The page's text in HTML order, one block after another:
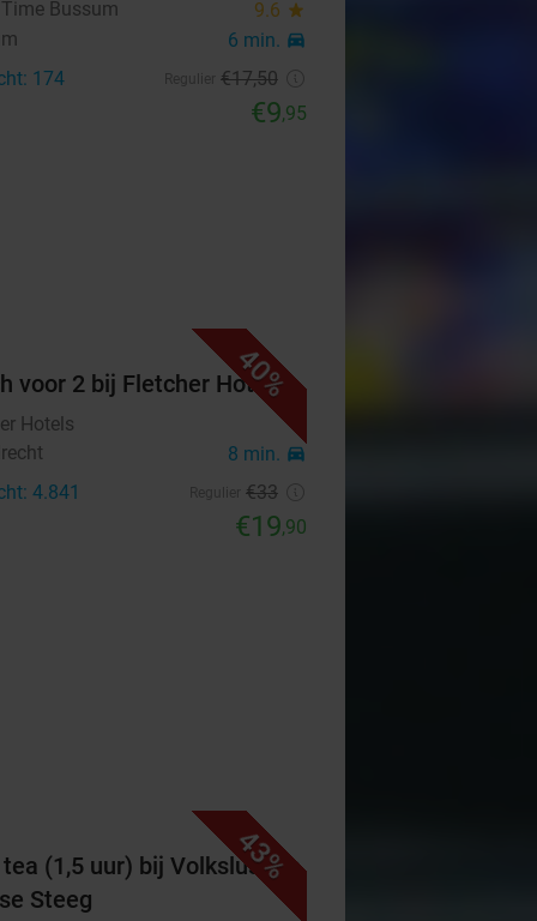
Bussum 9.6 star
6 min. directions_car
174 €17,50
€9,95
40%
voor 2 bij Fletcher Hotels
Hotels
8 min. directions_car
4.841 €33
€19,90
43%
(1,5 uur) bij Volkslust de
Steeg